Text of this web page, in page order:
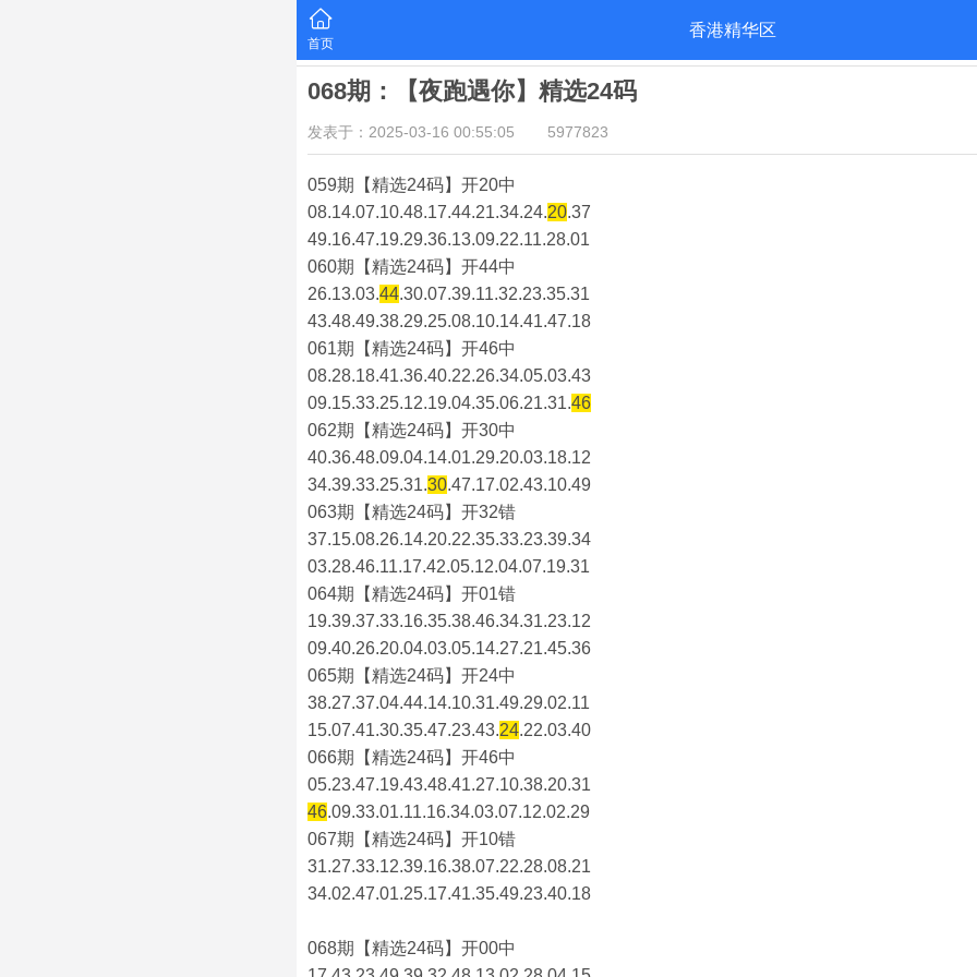
首页
香港精华区
068期：【夜跑遇你】精选24码
发表于：2025-03-16 00:55:05 5977823
059期【精选24码】开20中
08.14.07.10.48.17.44.21.34.24.20.37
49.16.47.19.29.36.13.09.22.11.28.01
060期【精选24码】开44中
26.13.03.44.30.07.39.11.32.23.35.31
43.48.49.38.29.25.08.10.14.41.47.18
061期【精选24码】开46中
08.28.18.41.36.40.22.26.34.05.03.43
09.15.33.25.12.19.04.35.06.21.31.46
062期【精选24码】开30中
40.36.48.09.04.14.01.29.20.03.18.12
34.39.33.25.31.30.47.17.02.43.10.49
063期【精选24码】开32错
37.15.08.26.14.20.22.35.33.23.39.34
03.28.46.11.17.42.05.12.04.07.19.31
064期【精选24码】开01错
19.39.37.33.16.35.38.46.34.31.23.12
09.40.26.20.04.03.05.14.27.21.45.36
065期【精选24码】开24中
38.27.37.04.44.14.10.31.49.29.02.11
15.07.41.30.35.47.23.43.24.22.03.40
066期【精选24码】开46中
05.23.47.19.43.48.41.27.10.38.20.31
46.09.33.01.11.16.34.03.07.12.02.29
067期【精选24码】开10错
31.27.33.12.39.16.38.07.22.28.08.21
34.02.47.01.25.17.41.35.49.23.40.18
068期【精选24码】开00中